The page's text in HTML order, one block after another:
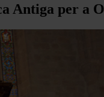
Antiga per a